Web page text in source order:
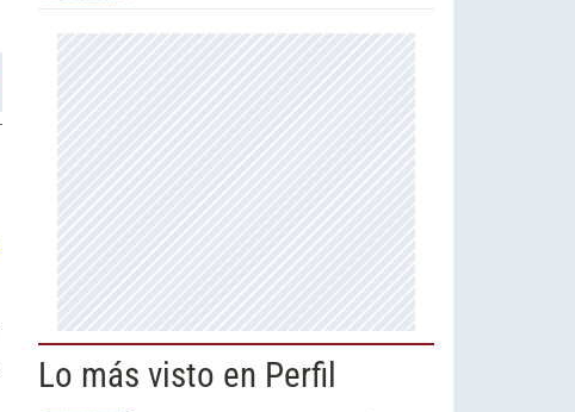
Lo más visto en Perfil